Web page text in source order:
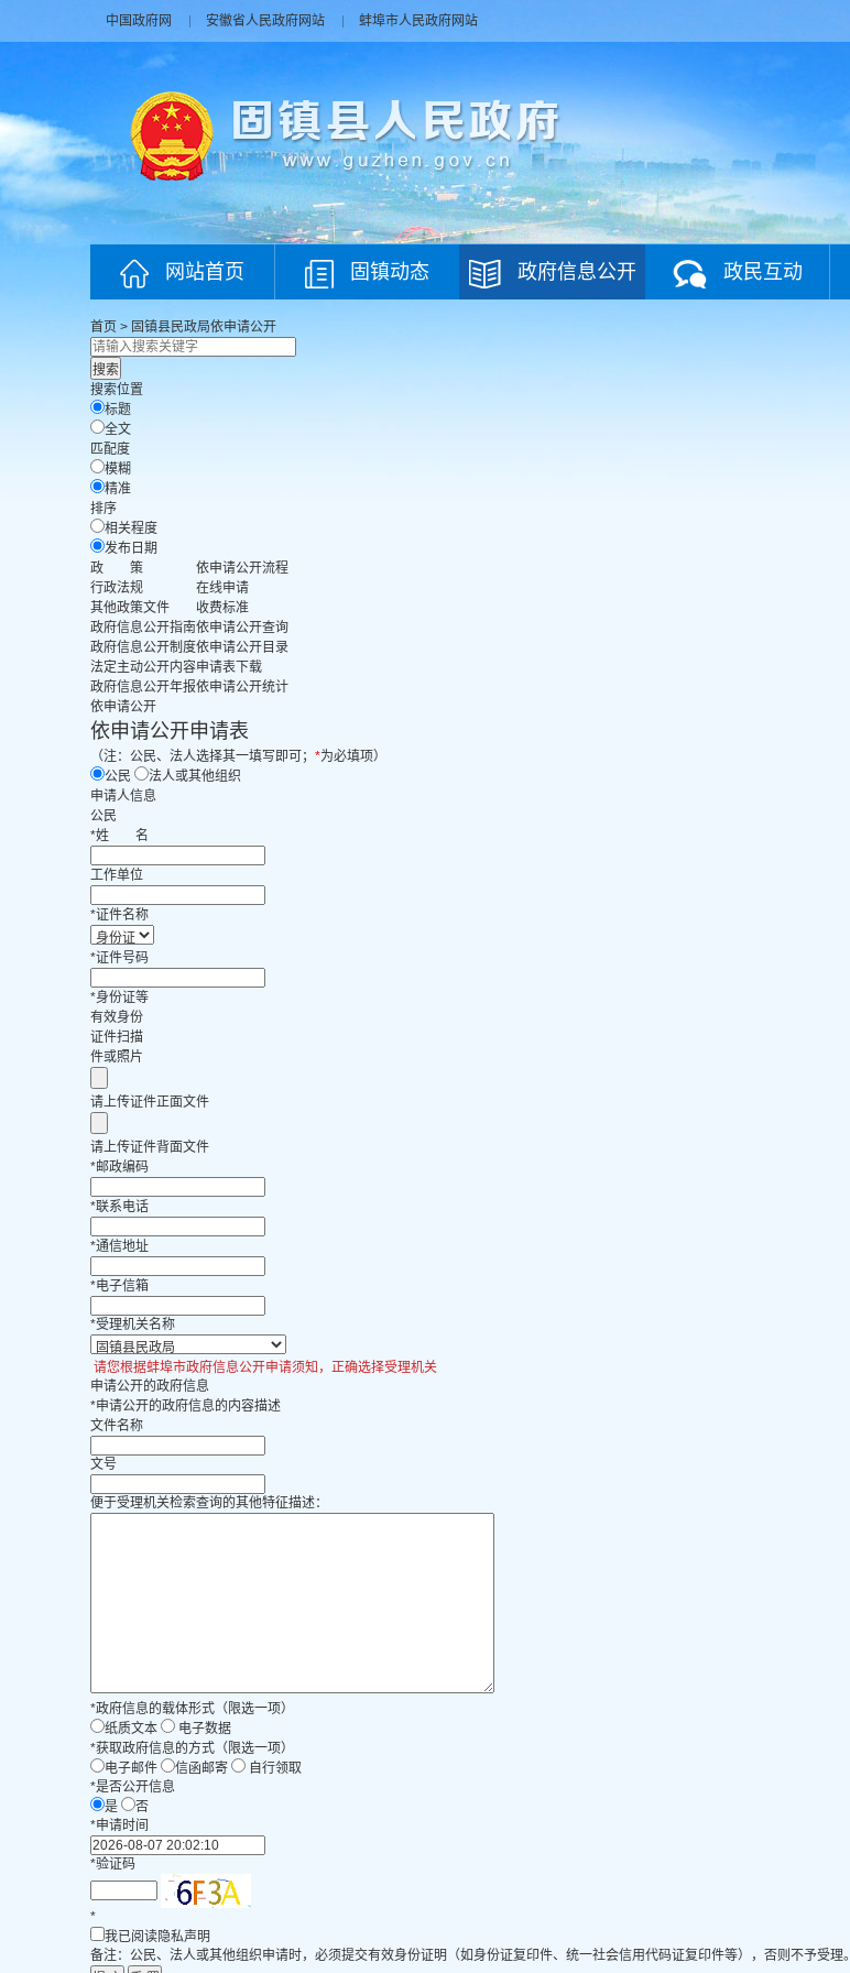
中国政府网 安徽省人民政府网站 蚌埠市人民政府网站
网站首页 固镇动态 政府信息公开 政民互动
首页 > 固镇县民政局依申请公开
搜索位置
标题
全文
匹配度
模糊
精准
排序
相关程度
发布日期
政 策
行政法规
其他政策文件
政府信息公开指南
政府信息公开制度
法定主动公开内容
政府信息公开年报
依申请公开
依申请公开流程
在线申请
收费标准
依申请公开查询
依申请公开目录
申请表下载
依申请公开统计
依申请公开申请表
（注：公民、法人选择其一填写即可； *为必填项）
公民
法人或其他组织
申请人信息
公民
*姓 名
工作单位
*证件名称
*证件号码
*身份证等
有效身份
证件扫描
件或照片
请上传证件正面文件
请上传证件背面文件
*邮政编码
*联系电话
*通信地址
*电子信箱
*受理机关名称
请您根据蚌埠市政府信息公开申请须知，正确选择受理机关
申请公开的政府信息
*申请公开的政府信息的内容描述
文件名称
文号
便于受理机关检索查询的其他特征描述：
*政府信息的载体形式（限选一项）
纸质文本
电子数据
*获取政府信息的方式（限选一项）
电子邮件
信函邮寄
自行领取
*是否公开信息
是
否
*申请时间
*验证码
*
我已阅读隐私声明
备注：公民、法人或其他组织申请时，必须提交有效身份证明（如身份证复印件、统一社会信用代码证复印件等），否则不予受理。